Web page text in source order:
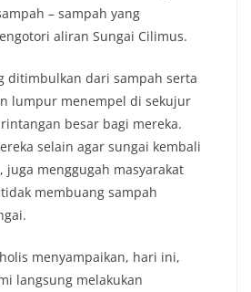
– sampah yang
aliran Sungai Cilimus.
ditimbulkan dari sampah serta
lumpur menempel di sekujur
besar bagi mereka.
selain agar sungai kembali
juga menggugah masyarakat
membuang sampah
menyampaikan, hari ini,
langsung melakukan